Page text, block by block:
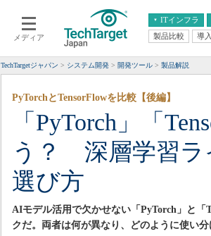
メディア
ITインフラ
クラウド
スマートモバイル
ネットワーク
システム運用管理
エンタープライズAI
ERP
CX
情報系システム
製品比較 導
TechTargetジャパン システム開発 開発ツール 製品解説
「PyTorch」「
う？ 深層学習ラ
選び方
PyTorchとTensorFlowを比較【後編】
AIモデル活用で欠かせない「PyTorch」と
クだ。両者は何が異なり、どのように使い